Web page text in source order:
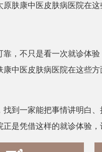
肤康中医皮肤病医院在
靠，不只是看一次就诊体
中医皮肤病医院在这些
找到一家能把事情讲明白
是凭借这样的就诊体验，